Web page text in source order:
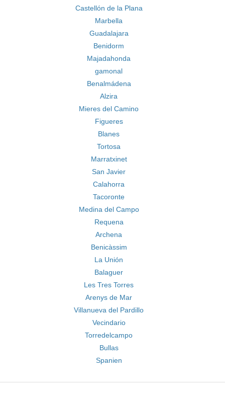
Castellón de la Plana
Marbella
Guadalajara
Benidorm
Majadahonda
gamonal
Benalmádena
Alzira
Mieres del Camino
Figueres
Blanes
Tortosa
Marratxinet
San Javier
Calahorra
Tacoronte
Medina del Campo
Requena
Archena
Benicàssim
La Unión
Balaguer
Les Tres Torres
Arenys de Mar
Villanueva del Pardillo
Vecindario
Torredelcampo
Bullas
Spanien